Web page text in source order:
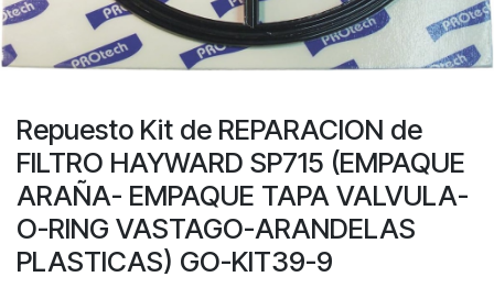
Repuesto Kit de REPARACION de
FILTRO HAYWARD SP715 (EMPAQUE
ARAÑA- EMPAQUE TAPA VALVULA-
O-RING VASTAGO-ARANDELAS
PLASTICAS) GO-KIT39-9